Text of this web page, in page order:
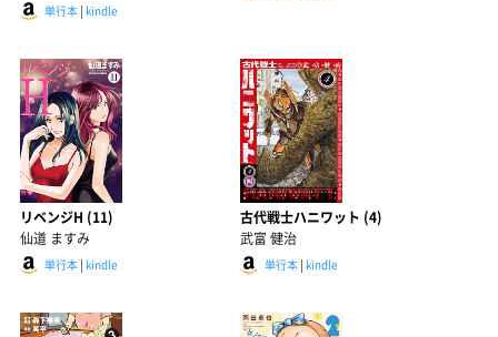
単行本 | kindle
リベンジH (11)
仙道 ますみ
単行本 | kindle
古代戦士ハニワット (4)
武富 健治
単行本| kindle